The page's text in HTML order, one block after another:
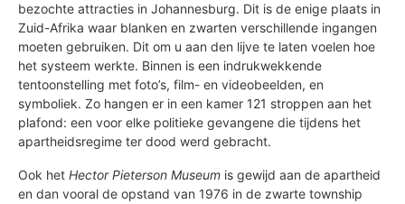
bezochte attracties in Johannesburg. Dit is de enige plaats in
Zuid-Afrika waar blanken en zwarten verschillende ingangen
moeten gebruiken. Dit om u aan den lijve te laten voelen hoe
het systeem werkte. Binnen is een indrukwekkende
tentoonstelling met foto’s, film- en videobeelden, en
symboliek. Zo hangen er in een kamer 121 stroppen aan het
plafond: een voor elke politieke gevangene die tijdens het
apartheidsregime ter dood werd gebracht.
Ook het Hector Pieterson Museum is gewijd aan de apartheid
en dan vooral de opstand van 1976 in de zwarte township